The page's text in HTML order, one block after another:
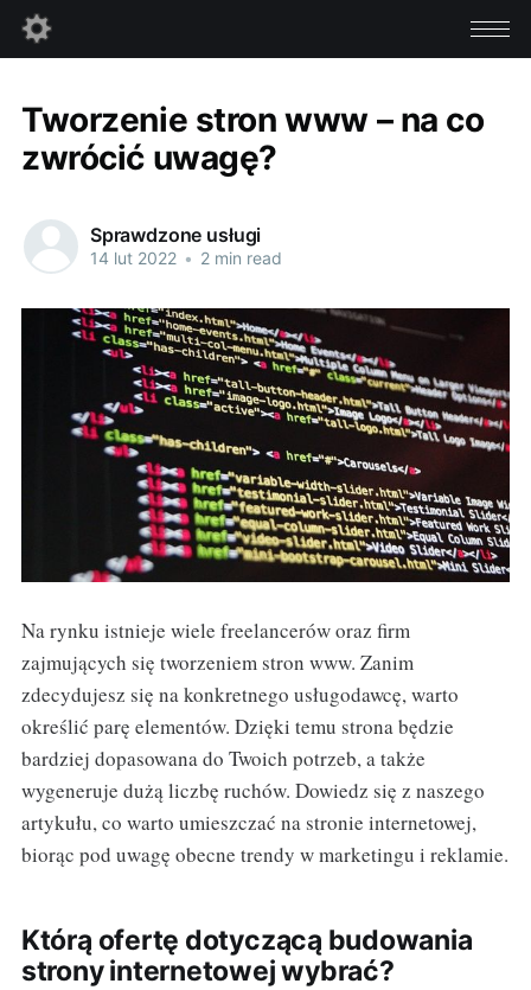
Tworzenie stron www – na co
zwrócić uwagę?
Sprawdzone usługi
14 lut 2022 • 2 min read
Na rynku istnieje wiele freelancerów oraz firm
zajmujących się tworzeniem stron www. Zanim
zdecydujesz się na konkretnego usługodawcę, warto
określić parę elementów. Dzięki temu strona będzie
bardziej dopasowana do Twoich potrzeb, a także
wygeneruje dużą liczbę ruchów. Dowiedz się z naszego
artykułu, co warto umieszczać na stronie internetowej,
biorąc pod uwagę obecne trendy w marketingu i reklamie.
Którą ofertę dotyczącą budowania
strony internetowej wybrać?